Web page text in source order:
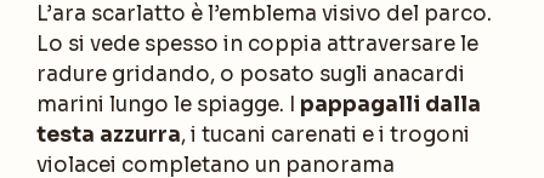
L’ara scarlatto è l’emblema visivo del parco.
Lo si vede spesso in coppia attraversare le
radure gridando, o posato sugli anacardi
marini lungo le spiagge. I pappagalli dalla
testa azzurra, i tucani carenati e i trogoni
violacei completano un panorama